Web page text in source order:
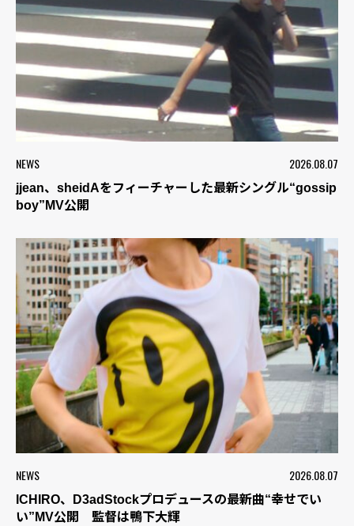
NEWS 2026.08.07
jjean、sheidAをフィーチャーした最新シングル“gossip
boy”MV公開
NEWS 2026.08.07
ICHIRO、D3adStockプロデュースの最新曲“幸せでい
い”MV公開 監督は鴨下大輝